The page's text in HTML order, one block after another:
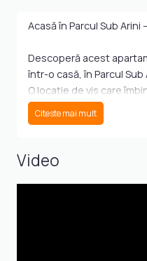
Acasă în Parcul Sub Arini
Descoperă acest
într-o casă, în Parcul Sub
O locație de vis care
urbane!
Living open-space cu
primitor pentru
Citeste mai mult
Video